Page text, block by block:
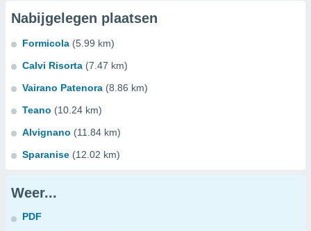
Nabijgelegen plaatsen
Formicola (5.99 km)
Calvi Risorta (7.47 km)
Vairano Patenora (8.86 km)
Teano (10.24 km)
Alvignano (11.84 km)
Sparanise (12.02 km)
Weer...
PDF